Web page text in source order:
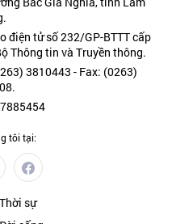
điện tử số 232/GP-BTTT cấp
Thông tin và Truyền thông.
3810443 - Fax: (0263)
tôi tại:
Thời sự